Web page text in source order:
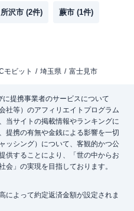
所沢市 (2件) 蕨市 (1件)
モビット 埼玉県 富士見市
提携事業者のサービスについて
社等）のアフィリエイトプログラム
当サイトの掲載情報やランキングに
提携の有無や金銭による影響を一切
ッシング）について、客観的かつ公
供することにより、「世の中からお
」の実現を目指しております。
よって約定返済金額が設定されま